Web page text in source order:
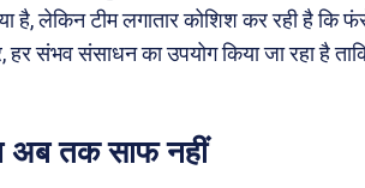
है, लेकिन टीम लगातार कोशिश कर रही है कि
संभव संसाधन का उपयोग किया जा रहा है
तक साफ नहीं